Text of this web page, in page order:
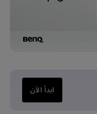
ابدأ الآن